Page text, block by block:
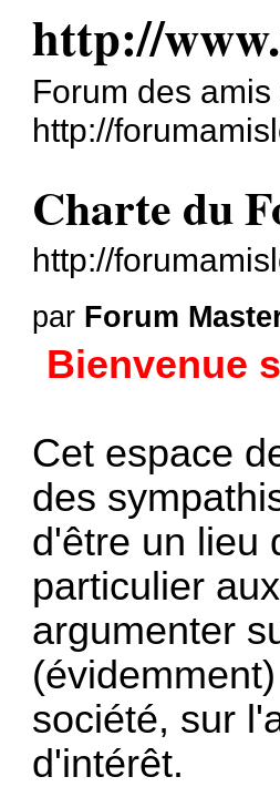
http://
Forum des
http://
Charte du
http://
par Forum
Bienvenue
Cet espace
des
d'être un lieu
particulier
argumenter
société, sur
d'intérêt.